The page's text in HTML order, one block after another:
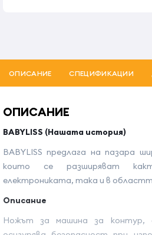
ОПИСАНИЕ СПЕЦИФИКАЦИИ
ОПИСАНИЕ
BABYLISS (Нашата история)
BABYLISS предлага на пазара
които се разширяват
електрониката, така и в
Описание
Ножът за машина за контур,